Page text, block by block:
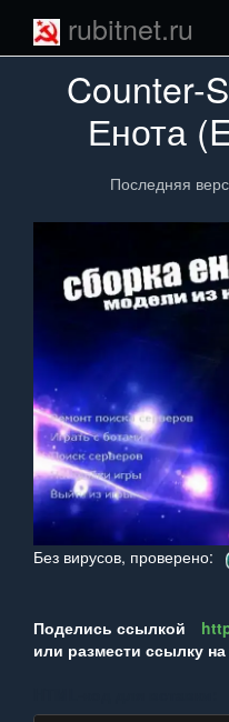
rubitnet.ru
Counter-
Енота
Последняя
Без вирусов, проверено:
Поделись ссылкой
или размести ссылку на